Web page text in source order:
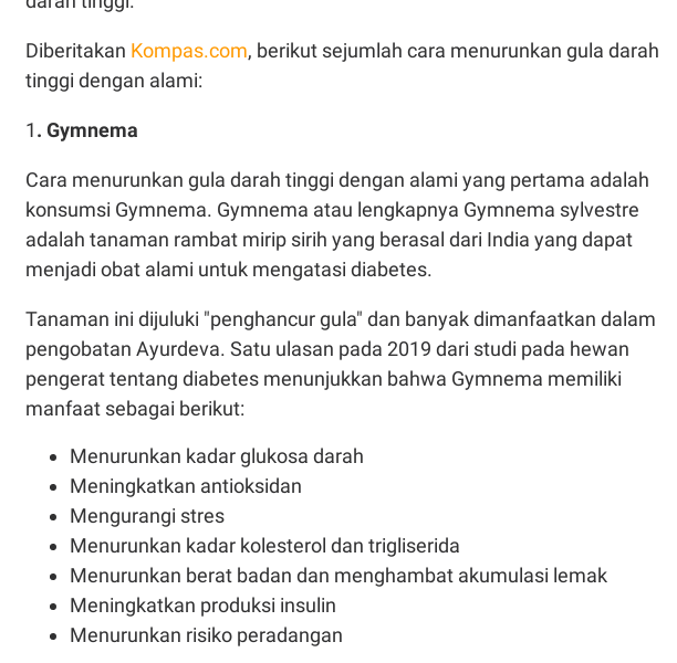
Diberitakan Kompas.com, berikut sejumlah cara menurunkan gula darah
tinggi dengan alami:
1. Gymnema
Cara menurunkan gula darah tinggi dengan alami yang pertama adalah
konsumsi Gymnema. Gymnema atau lengkapnya Gymnema sylvestre
adalah tanaman rambat mirip sirih yang berasal dari India yang dapat
menjadi obat alami untuk mengatasi diabetes.
Tanaman ini dijuluki "penghancur gula" dan banyak dimanfaatkan dalam
pengobatan Ayurdeva. Satu ulasan pada 2019 dari studi pada hewan
pengerat tentang diabetes menunjukkan bahwa Gymnema memiliki
manfaat sebagai berikut:
Menurunkan kadar glukosa darah
Meningkatkan antioksidan
Mengurangi stres
Menurunkan kadar kolesterol dan trigliserida
Menurunkan berat badan dan menghambat akumulasi lemak
Meningkatkan produksi insulin
Menurunkan risiko peradangan